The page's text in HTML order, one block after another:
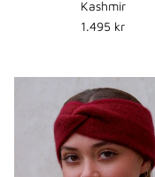
Kashmir
Normalpris
1.495 kr